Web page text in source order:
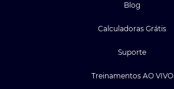
Blog
Calculadoras Grátis
Suporte
Treinamentos AO VIVO